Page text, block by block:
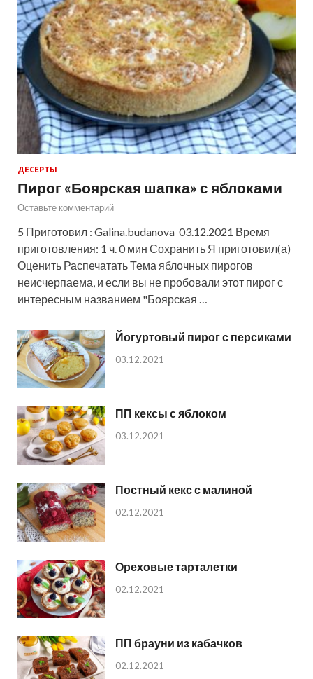
ДЕСЕРТЫ
Пирог «Боярская шапка» с яблоками
Оставьте комментарий
5 Приготовил : Galina.budanova 03.12.2021 Время
приготовления: 1 ч. 0 мин Сохранить Я приготовил(а)
Оценить Распечатать Тема яблочных пирогов
неисчерпаема, и если вы не пробовали этот пирог с
интересным названием "Боярская …
Йогуртовый пирог с персиками
03.12.2021
ПП кексы с яблоком
03.12.2021
Постный кекс с малиной
02.12.2021
Ореховые тарталетки
02.12.2021
ПП брауни из кабачков
02.12.2021